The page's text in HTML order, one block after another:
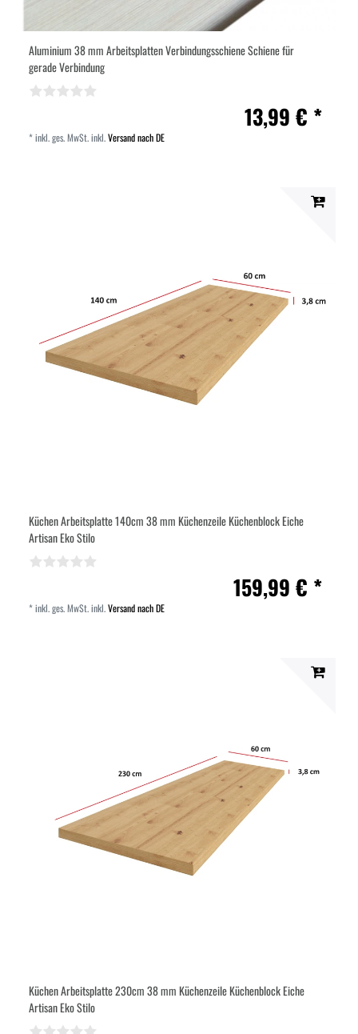
Aluminium 38 mm Arbeitsplatten Verbindungsschiene Schiene für
gerade Verbindung
13,99 € *
*inkl. ges. MwSt.inkl.Versand nach DE
Küchen Arbeitsplatte 140cm 38 mm Küchenzeile Küchenblock Eiche
Artisan Eko Stilo
159,99 € *
*inkl. ges. MwSt.inkl.Versand nach DE
Küchen Arbeitsplatte 230cm 38 mm Küchenzeile Küchenblock Eiche
Artisan Eko Stilo